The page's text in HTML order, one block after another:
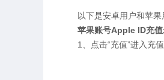
以下是安卓用户和苹果
苹果账号Apple ID充
1、点击“充值”进入充